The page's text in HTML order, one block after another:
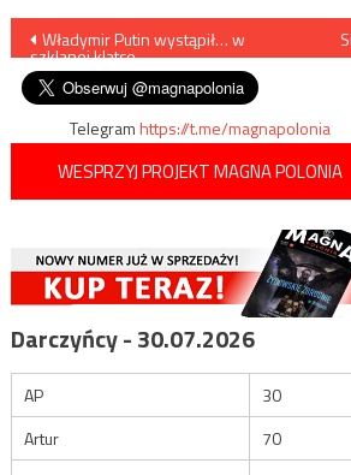
Nawigacja
wpisu
Władymir Putin wystąpił… w
szklanej klatce
Telegramhttps://t.me/magnapolonia
WESPRZYJ PROJEKT MAGNA POLONIA
Darczyńcy - 30.07.2026
AP
30
Artur
70